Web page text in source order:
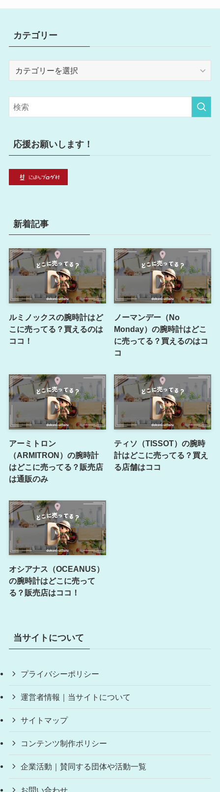
カテゴリー
リ
ー
応援お願いします！
新着記事
ルミノックスの腕時計はど
こに売ってる？買えるのは
ココ！
ノーマンデー（No
Monday）の腕時計はどこ
に売ってる？買えるのはコ
コ
アーミトロン
（ARMITRON）の腕時計
はどこに売ってる？販売店
は通販のみ
ティソ（TISSOT）の腕時
計はどこに売ってる？買え
る店舗はココ
オシアナス（OCEANUS）
の腕時計はどこに売って
る？販売店はココ！
当サイトについて
プライバシーポリシー
運営者情報｜当サイトについて
サイトマップ
コンテンツ制作ポリシー
企業活動｜賛同する団体や活動一覧
お問い合わせ